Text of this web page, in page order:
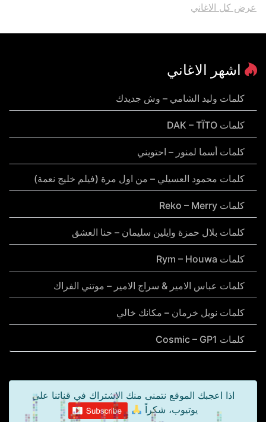
عرض كل الاغاني
اشهر الاغاني
كلمات وليد الشامي – وش جديدك
كلمات DAK – TÏTO
كلمات أسما لمنور – احتويني
كلمات محمود العسيلي – من اول مرة (فيلم خليج نعمة)
كلمات Reko – Merry
كلمات بلال حمزة وايلين سليمان – حنا العشق
كلمات Rym – Houwa
كلمات عباس الامير & سراج الامير – موتني الفراك
كلمات نويل خرمان – مكانك خالي
كلمات Cosmic – GP1
اذا اعجبك الموقع نتمنى منك الاشتراك في قناتنا على
يوتيوب، شكراً